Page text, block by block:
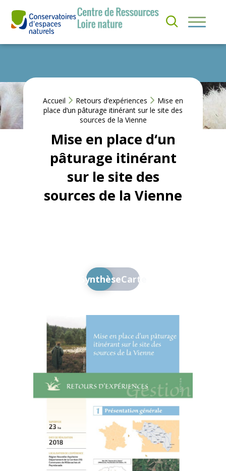
contenu
SOMMES-
NOS
ACTIONS
ACTUS &
EVÈNEMENTS
RESSOURCES
S’
N
R
N
Accueil Retours d’expériences
Mise en
place d‘un pâturage itinérant sur le site des
sources de la Vienne
Mise en place d‘un
pâturage itinérant
sur le site des
sources de la Vienne
SynthèseCarte